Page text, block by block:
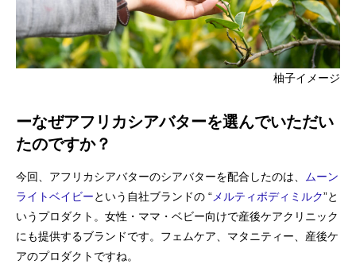
柚子イメージ
ーなぜアフリカシアバターを選んでいただい
たのですか？
今回、アフリカシアバターのシアバターを配合したのは、 ムーン
ライトベイビーという自社ブランドの “メルティボディミルク”と
いうプロダクト。女性・ママ・ベビー向けで産後ケアクリニック
にも提供するブランドです。フェムケア、マタニティー、産後ケ
アのプロダクトですね。